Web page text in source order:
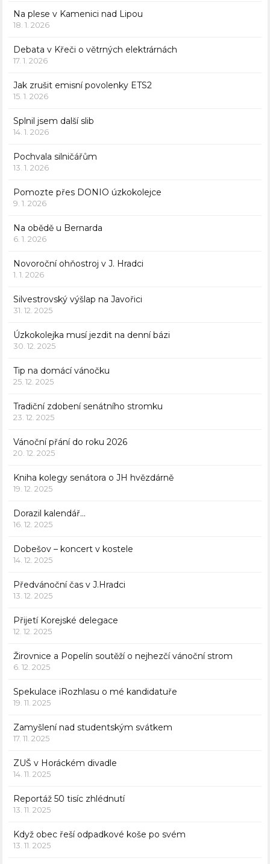
Na plese v Kamenici nad Lipou
18. 1. 2026
Debata v Křeči o větrných elektrárnách
17. 1. 2026
Jak zrušit emisní povolenky ETS2
15. 1. 2026
Splnil jsem další slib
14. 1. 2026
Pochvala silničářům
13. 1. 2026
Pomozte přes DONIO úzkokolejce
9. 1. 2026
Na obědě u Bernarda
6. 1. 2026
Novoroční ohňostroj v J. Hradci
1. 1. 2026
Silvestrovský výšlap na Javořici
31. 12. 2025
Úzkokolejka musí jezdit na denní bázi
30. 12. 2025
Tip na domácí vánočku
25. 12. 2025
Tradiční zdobení senátního stromku
23. 12. 2025
Vánoční přání do roku 2026
20. 12. 2025
Kniha kolegy senátora o JH hvězdárně
19. 12. 2025
Dorazil kalendář…
16. 12. 2025
Dobešov – koncert v kostele
14. 12. 2025
Předvánoční čas v J.Hradci
13. 12. 2025
Přijetí Korejské delegace
12. 12. 2025
Žirovnice a Popelín soutěží o nejhezčí vánoční strom
6. 12. 2025
Spekulace iRozhlasu o mé kandidatuře
19. 11. 2025
Zamyšlení nad studentským svátkem
17. 11. 2025
ZUŠ v Horáckém divadle
14. 11. 2025
Reportáž 50 tisíc zhlédnutí
13. 11. 2025
Když obec řeší odpadkové koše po svém
13. 11. 2025